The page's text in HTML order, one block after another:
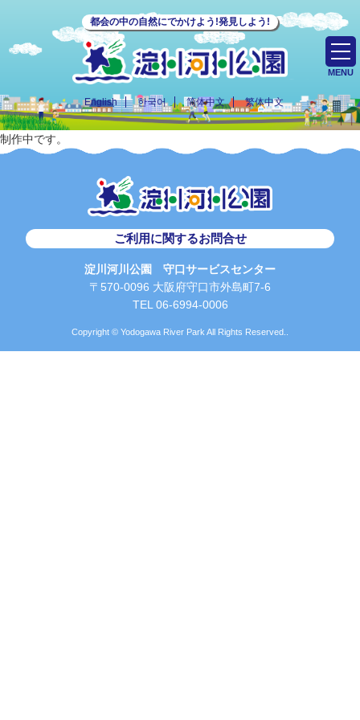
都会の中の自然にでかけよう!発見しよう!
English 한국어 简体中文 繁体中文
MENU
制作中です。
ご利用に関するお問合せ
淀川河川公園 守口サービスセンター
〒570-0096 大阪府守口市外島町7-6
TEL 06-6994-0006
Copyright © Yodogawa River Park All Rights Reserved..